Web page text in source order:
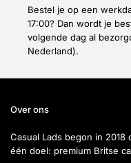
Bestel je op een
17:00? Dan wordt je
volgende dag al
Nederland).
Over ons
Casual Lads begon in
één doel: premium Britse